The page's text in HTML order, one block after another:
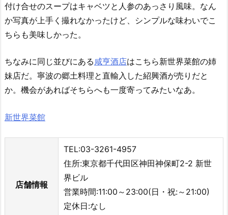
付け合せのスープはキャベツと人参のあっさり風味。なん
か写真が上手く撮れなかったけど、シンプルな味わいでこ
ちらも美味しかった。
ちなみに同じ並びにある咸亨酒店はこちら新世界菜館の姉
妹店だ。寧波の郷土料理と直輸入した紹興酒が売りだと
か。機会があればそちらへも一度寄ってみたいなあ。
新世界菜館
店舗情報
TEL:03-3261-4957
住所:東京都千代田区神田神保町2-2 新世
界ビル
営業時間:11:00～23:00(日・祝:～21:00)
定休日:なし